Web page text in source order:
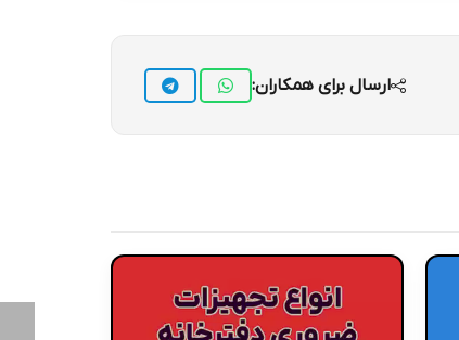
ارسال برای همکاران: